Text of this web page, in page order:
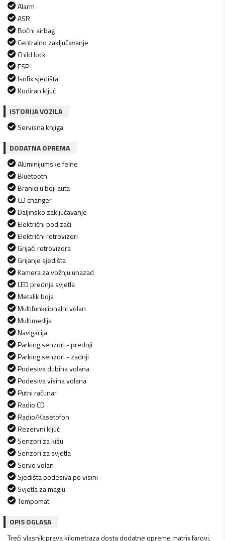
Alarm
ASR
Bočni airbag
Centralno zaključavanje
Child lock
ESP
Isofix sjedišta
Kodiran ključ
ISTORIJA VOZILA
Servisna knjiga
DODATNA OPREMA
Aluminijumske felne
Bluetooth
Branici u boji auta
CD changer
Daljinsko zaključavanje
Električni podizači
Električni retrovizori
Grijači retrovizora
Grijanje sjedišta
Kamera za vožnju unazad
LED prednja svjetla
Metalik boja
Multifunkcionalni volan
Multimedija
Navigacija
Parking senzori - prednji
Parking senzori - zadnji
Podesiva dubina volana
Podesiva visina volana
Putni računar
Radio CD
Radio/Kasetofon
Rezervni ključ
Senzori za kišu
Senzori za svjetla
Servo volan
Sjedišta podesiva po visini
Svjetla za maglu
Tempomat
OPIS OGLASA
Treći vlasnik,prava kilometraza dosta dodatne opreme matrix farovi,